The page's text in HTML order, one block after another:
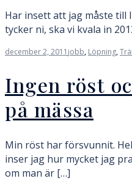
Har insett att jag måste till
tycker ni, ska vi kvala in
december 2, 2011 jobb, Löpning,
Ingen röst
på mässa
Min röst har försvunnit.
inser jag hur mycket jag
om man är […]